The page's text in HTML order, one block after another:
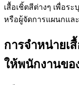
เสื้อเชิ้ตสีต่างๆ เพื่อร
หรือผู้จัดการแผนกแล
การจำหน่ายเ
ให้พนักงานข